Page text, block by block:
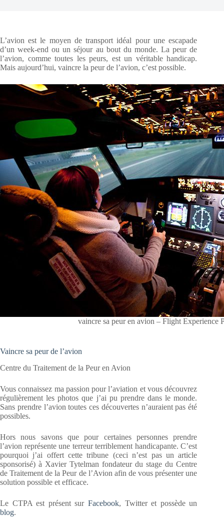
L’avion est le moyen de transport idéal pour une escapade
d’un week-end ou un séjour au bout du monde. La peur de
l’avion, comme toutes les peurs, est un véritable handicap.
Mais aujourd’hui, vaincre la peur de l’avion, c’est possible.
vaincre sa peur en avion – Flight Experience
Vaincre sa peur de l’avion
Centre du Traitement de la Peur en Avion
Vous connaissez ma passion pour l’aviation et vous découvrez
régulièrement les photos que j’ai pu prendre dans le monde.
Sans prendre l’avion toutes ces découvertes n’auraient pas été
possibles.
Hors nous savons que pour certaines personnes prendre
l’avion représente une terreur terriblement handicapante. C’est
pourquoi j’ai offert cette tribune (ceci n’est pas un article
sponsorisé) à Xavier Tytelman fondateur du stage du Centre
de Traitement de la Peur de l’Avion afin de vous présenter une
solution possible et efficace.
Le CTPA est présent sur Facebook, Twitter et possède un
blog.